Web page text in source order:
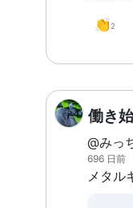
ます
ょう！ -ここから余談- 「じゃああんたは
す： ①人生相談や雑談に乗ってもらいた
いとき
JK ②と
甘やか
おっ
しょ
👏2
働き
@みっ
696 日前